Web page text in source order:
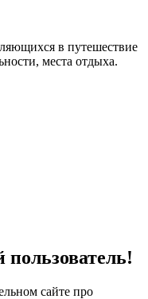
в путешествие
места отдыха.
сайте про